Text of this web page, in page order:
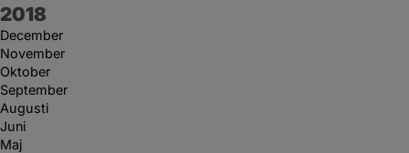
År:
2018
December
November
Oktober
September
Augusti
Juni
Maj